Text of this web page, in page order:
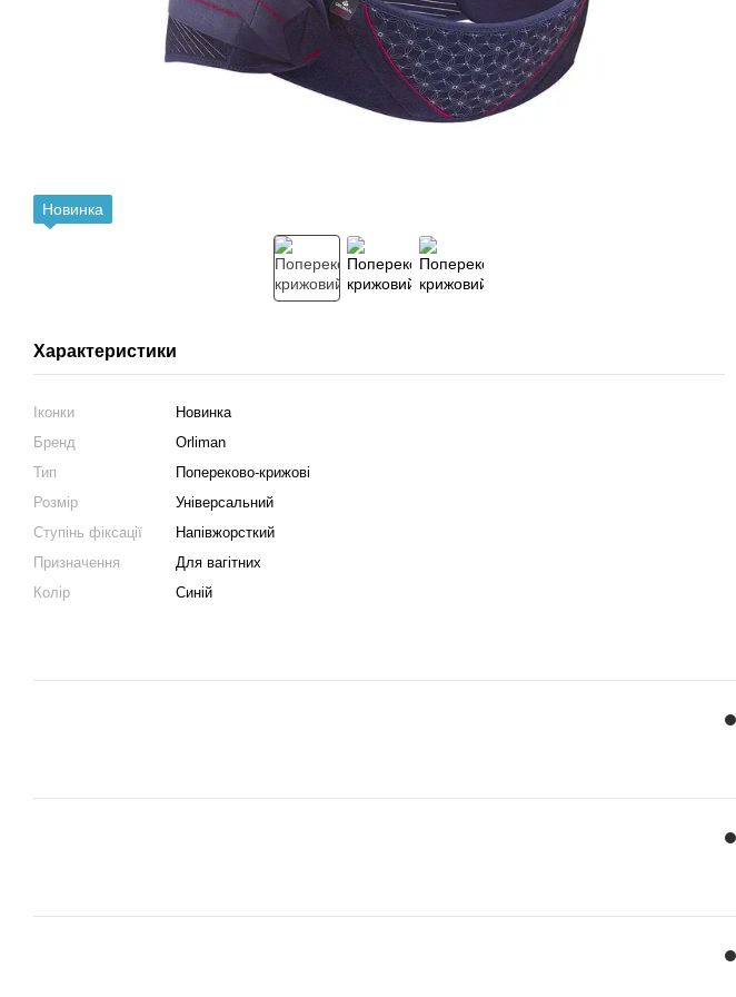
Новинка
Характеристики
Іконки
Новинка
Бренд
Orliman
Тип
Попереково-крижові
Розмір
Універсальний
Ступінь фіксації
Напівжорсткий
Призначення
Для вагітних
Колір
Синій